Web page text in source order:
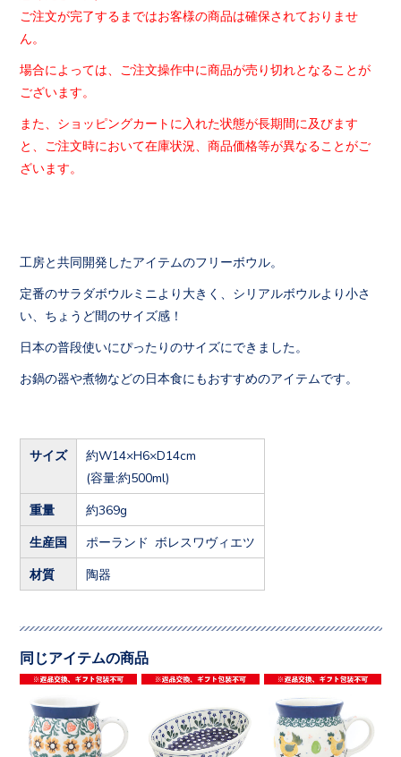
ご注文が完了するまではお客様の商品は確保されておりませ
ん。
場合によっては、
ご注文操作中に商品が売り切れとなることが
ございます。
また、ショッピングカートに入れた状態が長期間に及びます
と、
ご注文時において在庫状況、 商品価格等が異なることがご
ざいます。
工房と共同開発したアイテムのフリーボウル。
定番のサラダボウルミニより大きく、シリアルボウルより小さ
い、ちょうど間のサイズ感！
日本の普段使いにぴったりのサイズにできました。
お鍋の器や煮物などの日本食にもおすすめのアイテムです。
サイズ
約W14×H6×D14cm
(容量:約500ml)
重量 約369g
生産国 ポーランド ボレスワヴィエツ
材質 陶器
同じアイテムの商品